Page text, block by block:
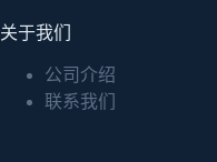
关于我们
公司介绍
联系我们